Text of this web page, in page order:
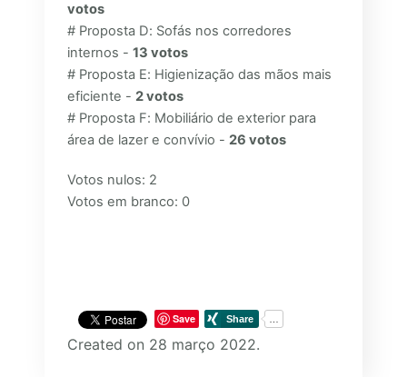
votos
# Proposta D: Sofás nos corredores
internos - 13 votos
# Proposta E: Higienização das mãos mais
eficiente - 2 votos
# Proposta F: Mobiliário de exterior para
área de lazer e convívio - 26 votos
Votos nulos: 2
Votos em branco: 0
Save
Created on 28 março 2022.